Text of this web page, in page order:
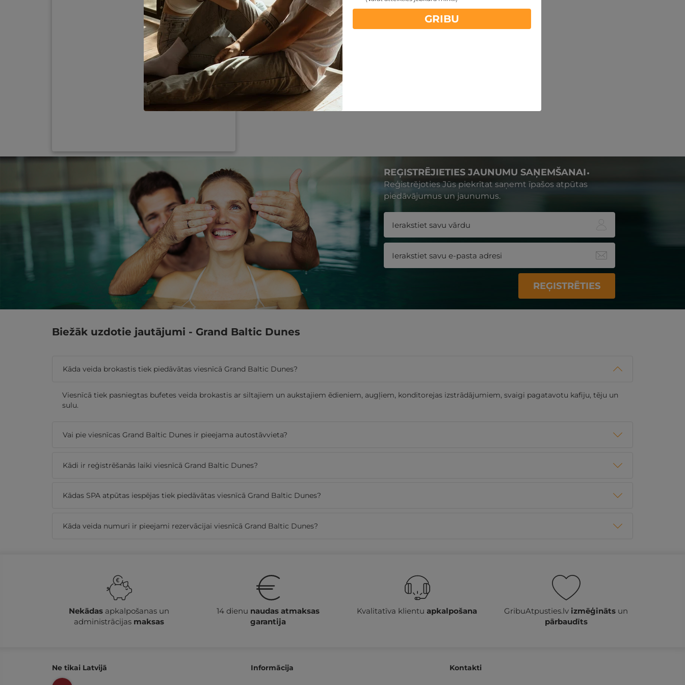
REĢISTRĒJIETIES JAUNUMU SAŅEMŠANAI
Reģistrējoties Jūs piekrītat saņemt īpašos atpūtas
piedāvājumus un jaunumus.
REĢISTRĒTIES
Biežāk uzdotie jautājumi - Grand Baltic Dunes
Kāda veida brokastis tiek piedāvātas viesnīcā Grand Baltic Dunes?
Viesnīcā tiek pasniegtas bufetes veida brokastis ar siltajiem un aukstajiem ēdieniem, augļiem, konditorejas izstrādājumiem, svaigi pagatavotu kafiju, tēju un
sulu.
Vai pie viesnīcas Grand Baltic Dunes ir pieejama autostāvvieta?
Kādi ir reģistrēšanās laiki viesnīcā Grand Baltic Dunes?
Kādas SPA atpūtas iespējas tiek piedāvātas viesnīcā Grand Baltic Dunes?
Kāda veida numuri ir pieejami rezervācijai viesnīcā Grand Baltic Dunes?
Nekādasapkalpošanas un
administrācijas maksas
14 dienu naudas atmaksas
garantija
Kvalitatīva klientuapkalpošana GribuAtpusties.lv izmēģināts un
pārbaudīts
Ne tikai Latvijā Informācija Kontakti
GRIBU